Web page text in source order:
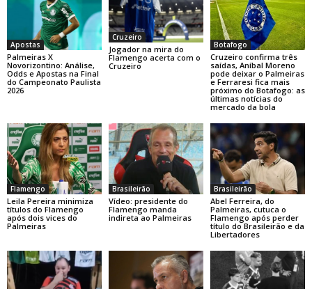
Apostas
Palmeiras X
Novorizontino: Análise,
Odds e Apostas na Final
do Campeonato Paulista
2026
Cruzeiro
Jogador na mira do
Flamengo acerta com o
Cruzeiro
Botafogo
Cruzeiro confirma três
saídas, Aníbal Moreno
pode deixar o Palmeiras
e Ferraresi fica mais
próximo do Botafogo: as
últimas notícias do
mercado da bola
Flamengo
Leila Pereira minimiza
títulos do Flamengo
após dois vices do
Palmeiras
Brasileirão
Vídeo: presidente do
Flamengo manda
indireta ao Palmeiras
Brasileirão
Abel Ferreira, do
Palmeiras, cutuca o
Flamengo após perder
título do Brasileirão e da
Libertadores